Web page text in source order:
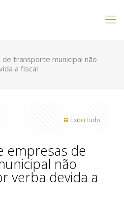
transporte municipal não
a fiscal
Exibir tudo
empresas de
não
verba devida a